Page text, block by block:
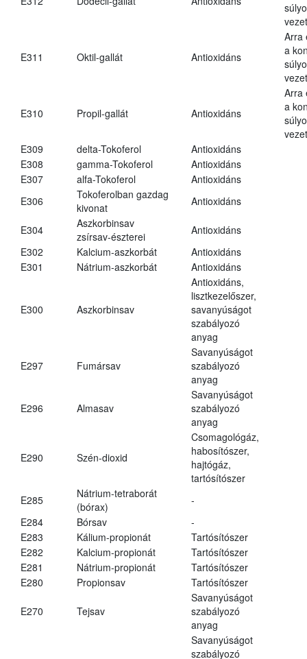
E311 Oktil-gallát Antioxidáns
Arra
a
E310 Propil-gallát Antioxidáns
Arra
a
E309
delta-Tokoferol
Antioxidáns
E308
gamma-Tokoferol
Antioxidáns
E307
alfa-Tokoferol
Antioxidáns
E306
Tokoferolban gazdag
kivonat
Antioxidáns
E304
Aszkorbinsav
zsírsav-észterei
Antioxidáns
E302
Kalcium-aszkorbát
Antioxidáns
E301
Nátrium-aszkorbát Antioxidáns
E300 Aszkorbinsav
Antioxidáns,
lisztkezelőszer,
savanyúságot
szabályozó
anyag
E297 Fumársav
Savanyúságot
szabályozó
anyag
E296 Almasav
Savanyúságot
szabályozó
anyag
E290 Szén-dioxid
Csomagológáz,
habosítószer,
hajtógáz,
tartósítószer
E285
Nátrium-tetraborát
(bórax)
-
E284
Bórsav
-
E283
Kálium-propionát
Tartósítószer
E282
Kalcium-propionát
Tartósítószer
E281
Nátrium-propionát
Tartósítószer
E280
Propionsav Tartósítószer
E270 Tejsav
Savanyúságot
szabályozó
anyag
Savanyúságot
szabályozó